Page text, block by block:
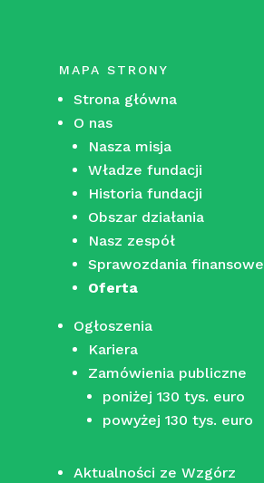
MAPA STRONY
Strona główna
O nas
Nasza misja
Władze fundacji
Historia fundacji
Obszar działania
Nasz zespół
Sprawozdania finansowe
Oferta
Ogłoszenia
Kariera
Zamówienia publiczne
poniżej 130 tys. euro
powyżej 130 tys. euro
Aktualności ze Wzgórz